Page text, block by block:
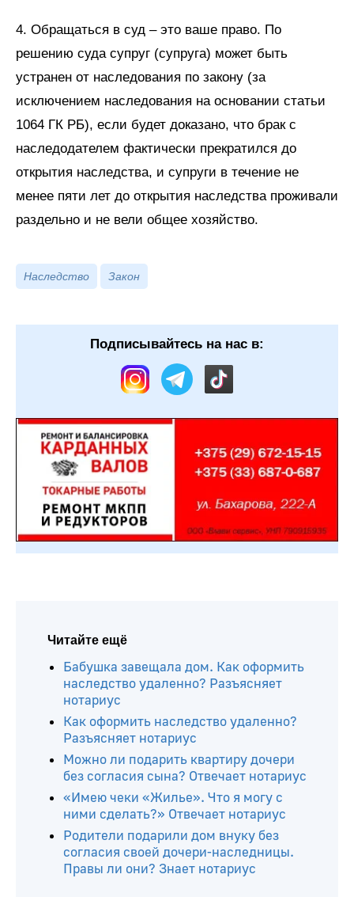
4. Обращаться в суд – это ваше право. По
решению суда супруг (супруга) может быть
устранен от наследования по закону (за
исключением наследования на основании статьи
1064 ГК РБ), если будет доказано, что брак с
наследодателем фактически прекратился до
открытия наследства, и супруги в течение не
менее пяти лет до открытия наследства проживали
раздельно и не вели общее хозяйство.
Наследство Закон
Подписывайтесь на нас в:
Читайте ещё
Бабушка завещала дом. Как оформить
наследство удаленно? Разъясняет
нотариус
Как оформить наследство удаленно?
Разъясняет нотариус
Можно ли подарить квартиру дочери
без согласия сына? Отвечает нотариус
«Имею чеки «Жилье». Что я могу с
ними сделать?» Отвечает нотариус
Родители подарили дом внуку без
согласия своей дочери-наследницы.
Правы ли они? Знает нотариус